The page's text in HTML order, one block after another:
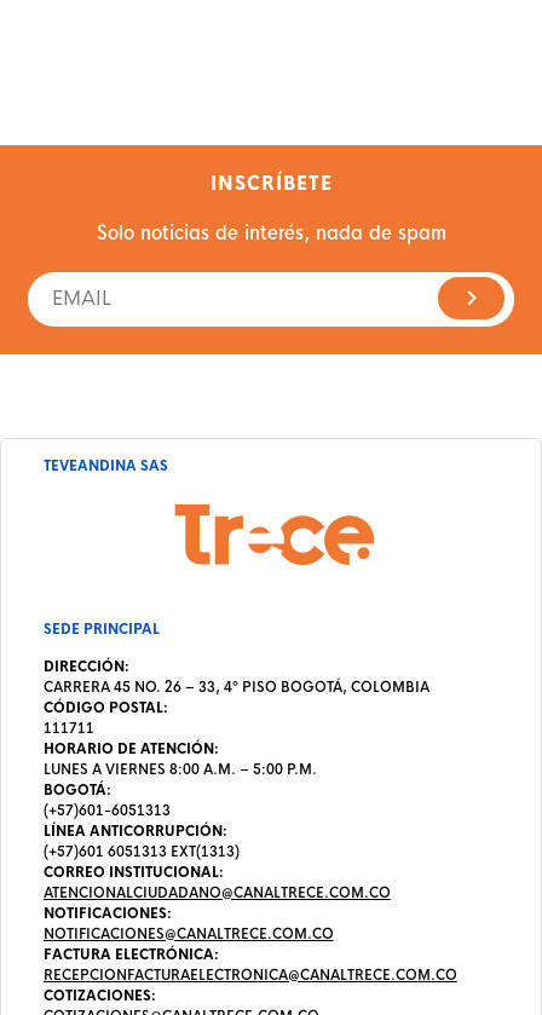
INSCRÍBETE
Solo noticias de interés, nada de spam
TEVEANDINA SAS
SEDE PRINCIPAL
DIRECCIÓN:
CARRERA 45 NO. 26 – 33, 4º PISO BOGOTÁ, COLOMBIA
CÓDIGO POSTAL:
111711
HORARIO DE ATENCIÓN:
LUNES A VIERNES 8:00 A.M. – 5:00 P.M.
BOGOTÁ:
(+57)601-6051313
LÍNEA ANTICORRUPCIÓN:
(+57)601 6051313 EXT(1313)
CORREO INSTITUCIONAL:
ATENCIONALCIUDADANO@CANALTRECE.COM.CO
NOTIFICACIONES:
NOTIFICACIONES@CANALTRECE.COM.CO
FACTURA ELECTRÓNICA:
RECEPCIONFACTURAELECTRONICA@CANALTRECE.COM.CO
COTIZACIONES: